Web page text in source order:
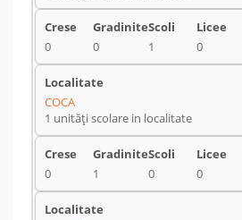
0 0 1 0
COCA
1 unități scolare in localitate
0 1 0 0